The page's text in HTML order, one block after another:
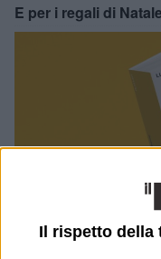
Il rispetto della
E per i regali di